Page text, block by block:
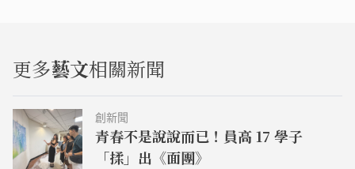
更多藝文相關新聞
創新聞
青春不是說說而已！員高 17 學子
「揉」出《面團》